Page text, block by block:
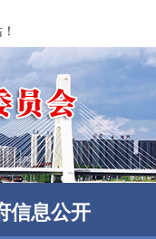
信息公开